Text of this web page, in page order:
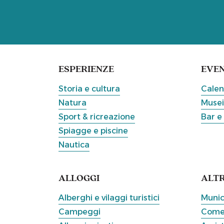
ESPERIENZE
Storia e cultura
Natura
Sport & ricreazione
Spiagge e piscine
Nautica
Bar
ALLOGGI
Alberghi e vilaggi turistici
Campeggi